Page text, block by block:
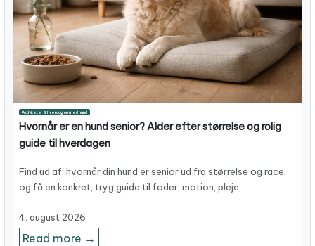
Aktiviteter & hverdagen med hund
Hvornår er en hund senior? Alder efter størrelse og rolig
guide til hverdagen
Find ud af, hvornår din hund er senior ud fra størrelse og race,
og få en konkret, tryg guide til foder, motion, pleje,…
4. august 2026
Read more →